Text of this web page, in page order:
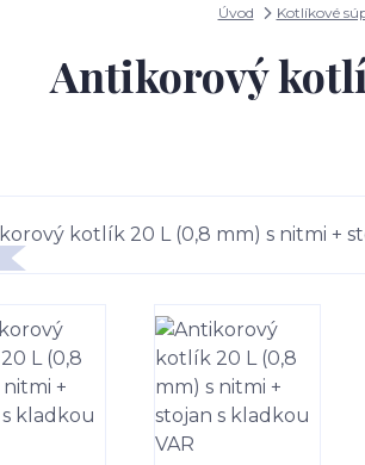
Úvod Kotlíkové
Antikorový